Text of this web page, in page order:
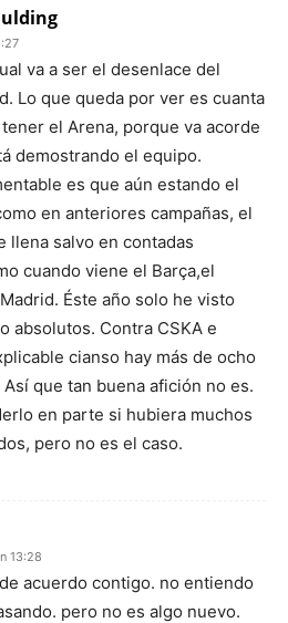
va a ser el desenlace del
Lo que queda por ver es cuanta
el Arena, porque va acorde
demostrando el equipo.
es que aún estando el
en anteriores campañas, el
llena salvo en contadas
cuando viene el Barça,el
Éste año solo he visto
absolutos. Contra CSKA e
cianso hay más de ocho
que tan buena afición no es.
en parte si hubiera muchos
pero no es el caso.
13:28
acuerdo contigo. no entiendo
pero no es algo nuevo.